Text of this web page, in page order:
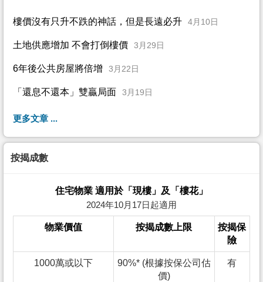
樓價沒有只升不跌的神話，但是長遠必升 4月10日
土地供應增加 不會打倒樓價 3月29日
6年後公共房屋將倍增 3月22日
「還息不還本」雙贏局面 3月19日
更多文章 ...
按揭成數
住宅物業 適用於「現樓」及「樓花」
2024年10月17日起適用
物業價值 按揭成數上限
按揭保
險
1000萬或以下
90%* (根據按保公司估
價)
有